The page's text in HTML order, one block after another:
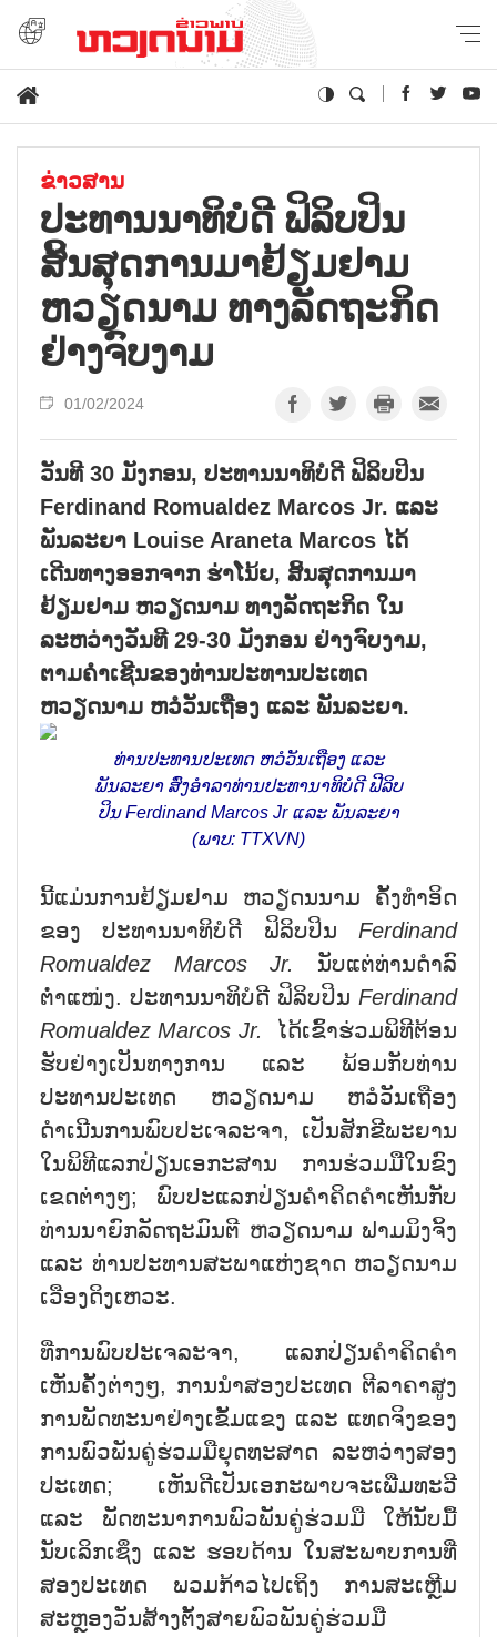
ຂ່າວສານ
ປະ​ທານ​ນາ​ທິ​ບໍ​ດີ ຟິ​ລິບ​ປິນ ​
ສິ້ນ​ສຸດ​ການ​ມາ​ຢ້ຽມ​ຢາມ
ຫວຽດ​ນາມ ທາງ​ລັດ​ຖະ​ກິດ​
ຢ່າງ​ຈົບ​ງາມ
01/02/2024
ວັນທີ 30 ມັງກອນ, ປະທານນາທິບໍດີ ຟິລິບປິນ
Ferdinand Romualdez Marcos Jr. ແລະ
ພັນລະຍາ Louise Araneta Marcos ໄດ້
ເດີນທາງອອກຈາກ ຮ່າໂນ້ຍ, ສິ້ນສຸດການມາ
ຢ້ຽມຢາມ ຫວຽດນາມ ທາງລັດຖະກິດ ໃນ
ລະຫວ່າງວັນທີ 29-30 ມັງກອນ ຢ່າງຈົບງາມ,
ຕາມຄຳເຊີນຂອງທ່ານປະທານປະເທດ
ຫວຽດນາມ ຫວໍວັນເຖືອງ ແລະ ພັນລະຍາ.
ທ່ານປະທານປະເທດ ຫວໍວັນເຖືອງ ແລະ
ພັນລະຍາ ສົ່ງອຳລາທ່ານປະທານາທິບໍດີ ຟີລິບ
ປິນ Ferdinand Marcos Jr ແລະ ພັນລະຍາ
(ພາບ: TTXVN)
ນີ້ແມ່ນການຢ້ຽມຢາມ ຫວຽດນນາມ ຄັ້ງທຳອິດ
ຂອງ ປະທານນາທິບໍດີ ຟິລິບປິນ Ferdinand
Romualdez Marcos Jr.
ນັບແຕ່ທ່ານດຳລົ
ຕ່ຳແໜ່ງ. ປະທານນາທິບໍດີ ຟິລິບປິນ Ferdinand
Romualdez Marcos Jr.
ໄດ້ເຂົ້າຮ່ວມພິທີຕ້ອນ
ຮັບຢ່າງເປັນທາງການ ແລະ ພ້ອມກັບທ່ານ
ປະທານປະເທດ ຫວຽດນາມ ຫວໍວັນເຖືອງ
ດຳເນີນການພົບປະເຈລະຈາ, ເປັນສັກຂີພະຍານ
ໃນພິທີແລກປ່ຽນເອກະສານ ການຮ່ວມມືໃນຂົງ
ເຂດຕ່າງໆ; ພົບປະແລກປ່ຽນຄຳຄິດຄຳເຫັນກັບ
ທ່ານນາຍົກລັດຖະມົນຕີ ຫວຽດນາມ ຟາມມິງຈິ້ງ
ແລະ ທ່ານປະທານສະພາແຫ່ງຊາດ ຫວຽດນາມ
ເວືອງດິງເຫວະ.
ທີ່ການພົບປະເຈລະຈາ, ແລກປ່ຽນຄຳຄິດຄຳ
ເຫັນຄັ້ງຕ່າງໆ, ການນຳສອງປະເທດ ຕີລາຄາສູງ
ການພັດທະນາຢ່າງເຂັ້ມແຂງ ແລະ ແທດຈິງຂອງ
ການພົວພັນຄູ່ຮ່ວມມືຍຸດທະສາດ ລະຫວ່າງສອງ
ປະເທດ; ເຫັນດີເປັນເອກະພາບຈະເພີ່ມທະວີ
ແລະ ພັດທະນາການພົວພັນຄູ່ຮ່ວມມື ໃຫ້ນັບມື້
ນັບເລິກເຊິ່ງ ແລະ ຮອບດ້ານ ໃນສະພາບການທີ່
ສອງປະເທດ ພວມກ້າວໄປເຖິງ ການສະເຫຼີມ
ສະຫຼອງວັນສ້າງຕັ້ງສາຍພົວພັນຄູ່ຮ່ວມມື